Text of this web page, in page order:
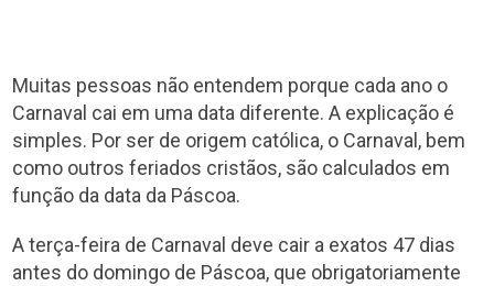
Muitas pessoas não entendem porque cada ano o
Carnaval cai em uma data diferente. A explicação é
simples. Por ser de origem católica, o Carnaval, bem
como outros feriados cristãos, são calculados em
função da data da Páscoa.
A terça-feira de Carnaval deve cair a exatos 47 dias
antes do domingo de Páscoa, que obrigatoriamente